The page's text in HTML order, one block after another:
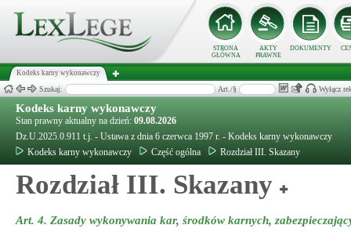
STRONA
GŁÓWNA
AKTY
PRAWNE
DOKUMENTY
Kodeks karny wykonawczy
Szukaj: Art./§ Wyłącz
Kodeks karny wykonawczy
Stan prawny aktualny na dzień: 09.08.2026
Dz.U.2025.0.911 t.j. - Ustawa z dnia 6 czerwca 1997 r. - Kodeks karny wykonawczy
Kodeks karny wykonawczy
Część ogólna Rozdział III. Skazany
Rozdział III. Skazany
Art. 4. Zasady wykonywania kar, środków karnych,